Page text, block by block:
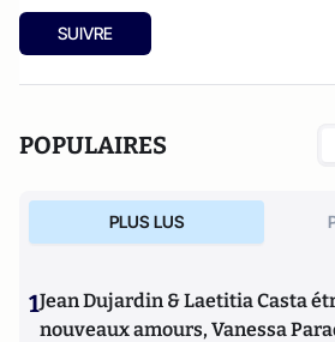
SUIVRE
POPULAIRES
PLUS LUS
1Jean Dujardin & Laetitia Casta
nouveaux amours, Vanessa